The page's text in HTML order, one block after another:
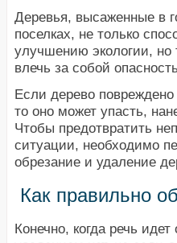
Деревья, высаженные в
поселках, не только
улучшению экологии, но
влечь за собой
Если дерево
то оно может упасть,
Чтобы предотвратить
ситуации, необходимо
обрезание и удаление
Как правильно
Конечно, когда речь